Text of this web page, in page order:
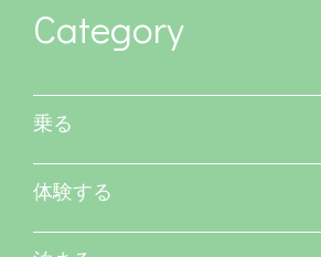
Category
乗る
体験する